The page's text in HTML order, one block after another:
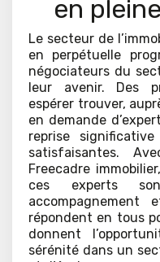
en
Le secteur de
en perpétuelle
négociateurs du
leur avenir. Des
espérer trouver,
en demande
reprise
satisfaisantes.
Freecadre
ces experts
répondent en tous
donnent
sérénité dans un